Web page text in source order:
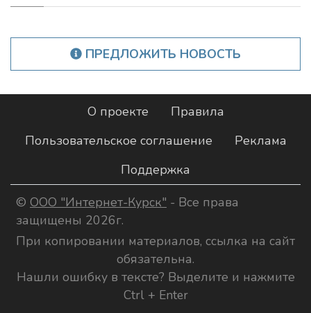
ПРЕДЛОЖИТЬ НОВОСТЬ
О проекте
Правила
Пользовательское соглашение
Реклама
Поддержка
© ООО "Интернет-Курск" - Все права
защищены 2026г.
При копировании материалов, ссылка на сайт
обязательна.
Нашли ошибку в тексте? Выделите и нажмите
Ctrl + Enter